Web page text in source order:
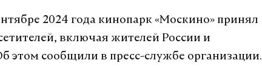
2024 года кинопарк «Москино» принял
включая жителей России и
этом сообщили в пресс-службе организации.